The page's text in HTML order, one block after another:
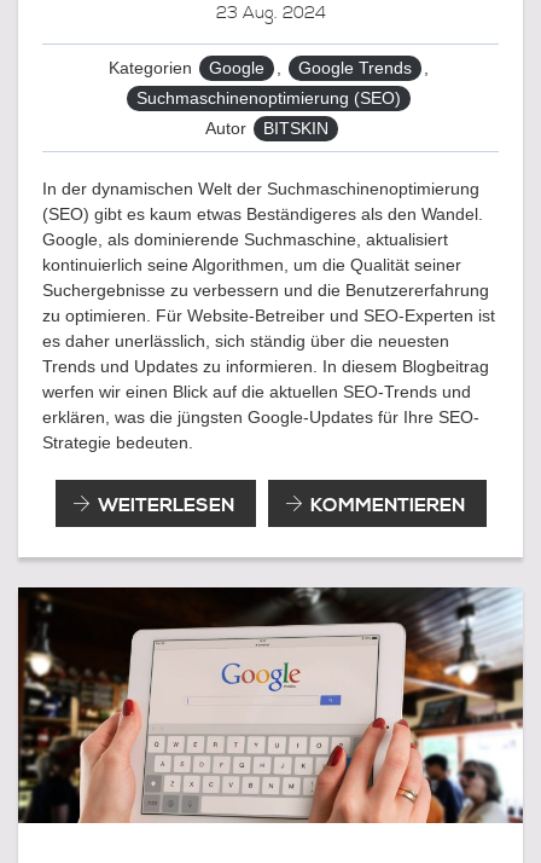
23 Aug. 2024
Kategorien Google , Google Trends
,
Suchmaschinenoptimierung (SEO)
Autor
BITSKIN
In der dynamischen Welt der Suchmaschinenoptimierung
(SEO) gibt es kaum etwas Beständigeres als den Wandel.
Google, als dominierende Suchmaschine, aktualisiert
kontinuierlich seine Algorithmen, um die Qualität seiner
Suchergebnisse zu verbessern und die Benutzererfahrung
zu optimieren. Für Website-Betreiber und SEO-Experten ist
es daher unerlässlich, sich ständig über die neuesten
Trends und Updates zu informieren. In diesem Blogbeitrag
werfen wir einen Blick auf die aktuellen SEO-Trends und
erklären, was die jüngsten Google-Updates für Ihre SEO-
Strategie bedeuten.
AKTUELLE
SEO-
TRENDS
BEDEUTUNG
DER
NEUESTEN
GOOGLE-
UPDATES
WEITERLESEN KOMMENTIEREN